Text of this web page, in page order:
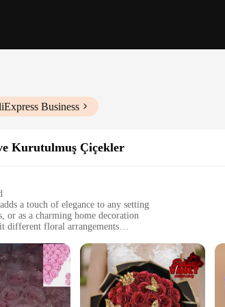
Business
Kurutulmuş Çiçekler
a touch of elegance to any setting
or as a charming home decoration
different floral arrangements
a cohesive look
they are a statement of sophistication and grace.